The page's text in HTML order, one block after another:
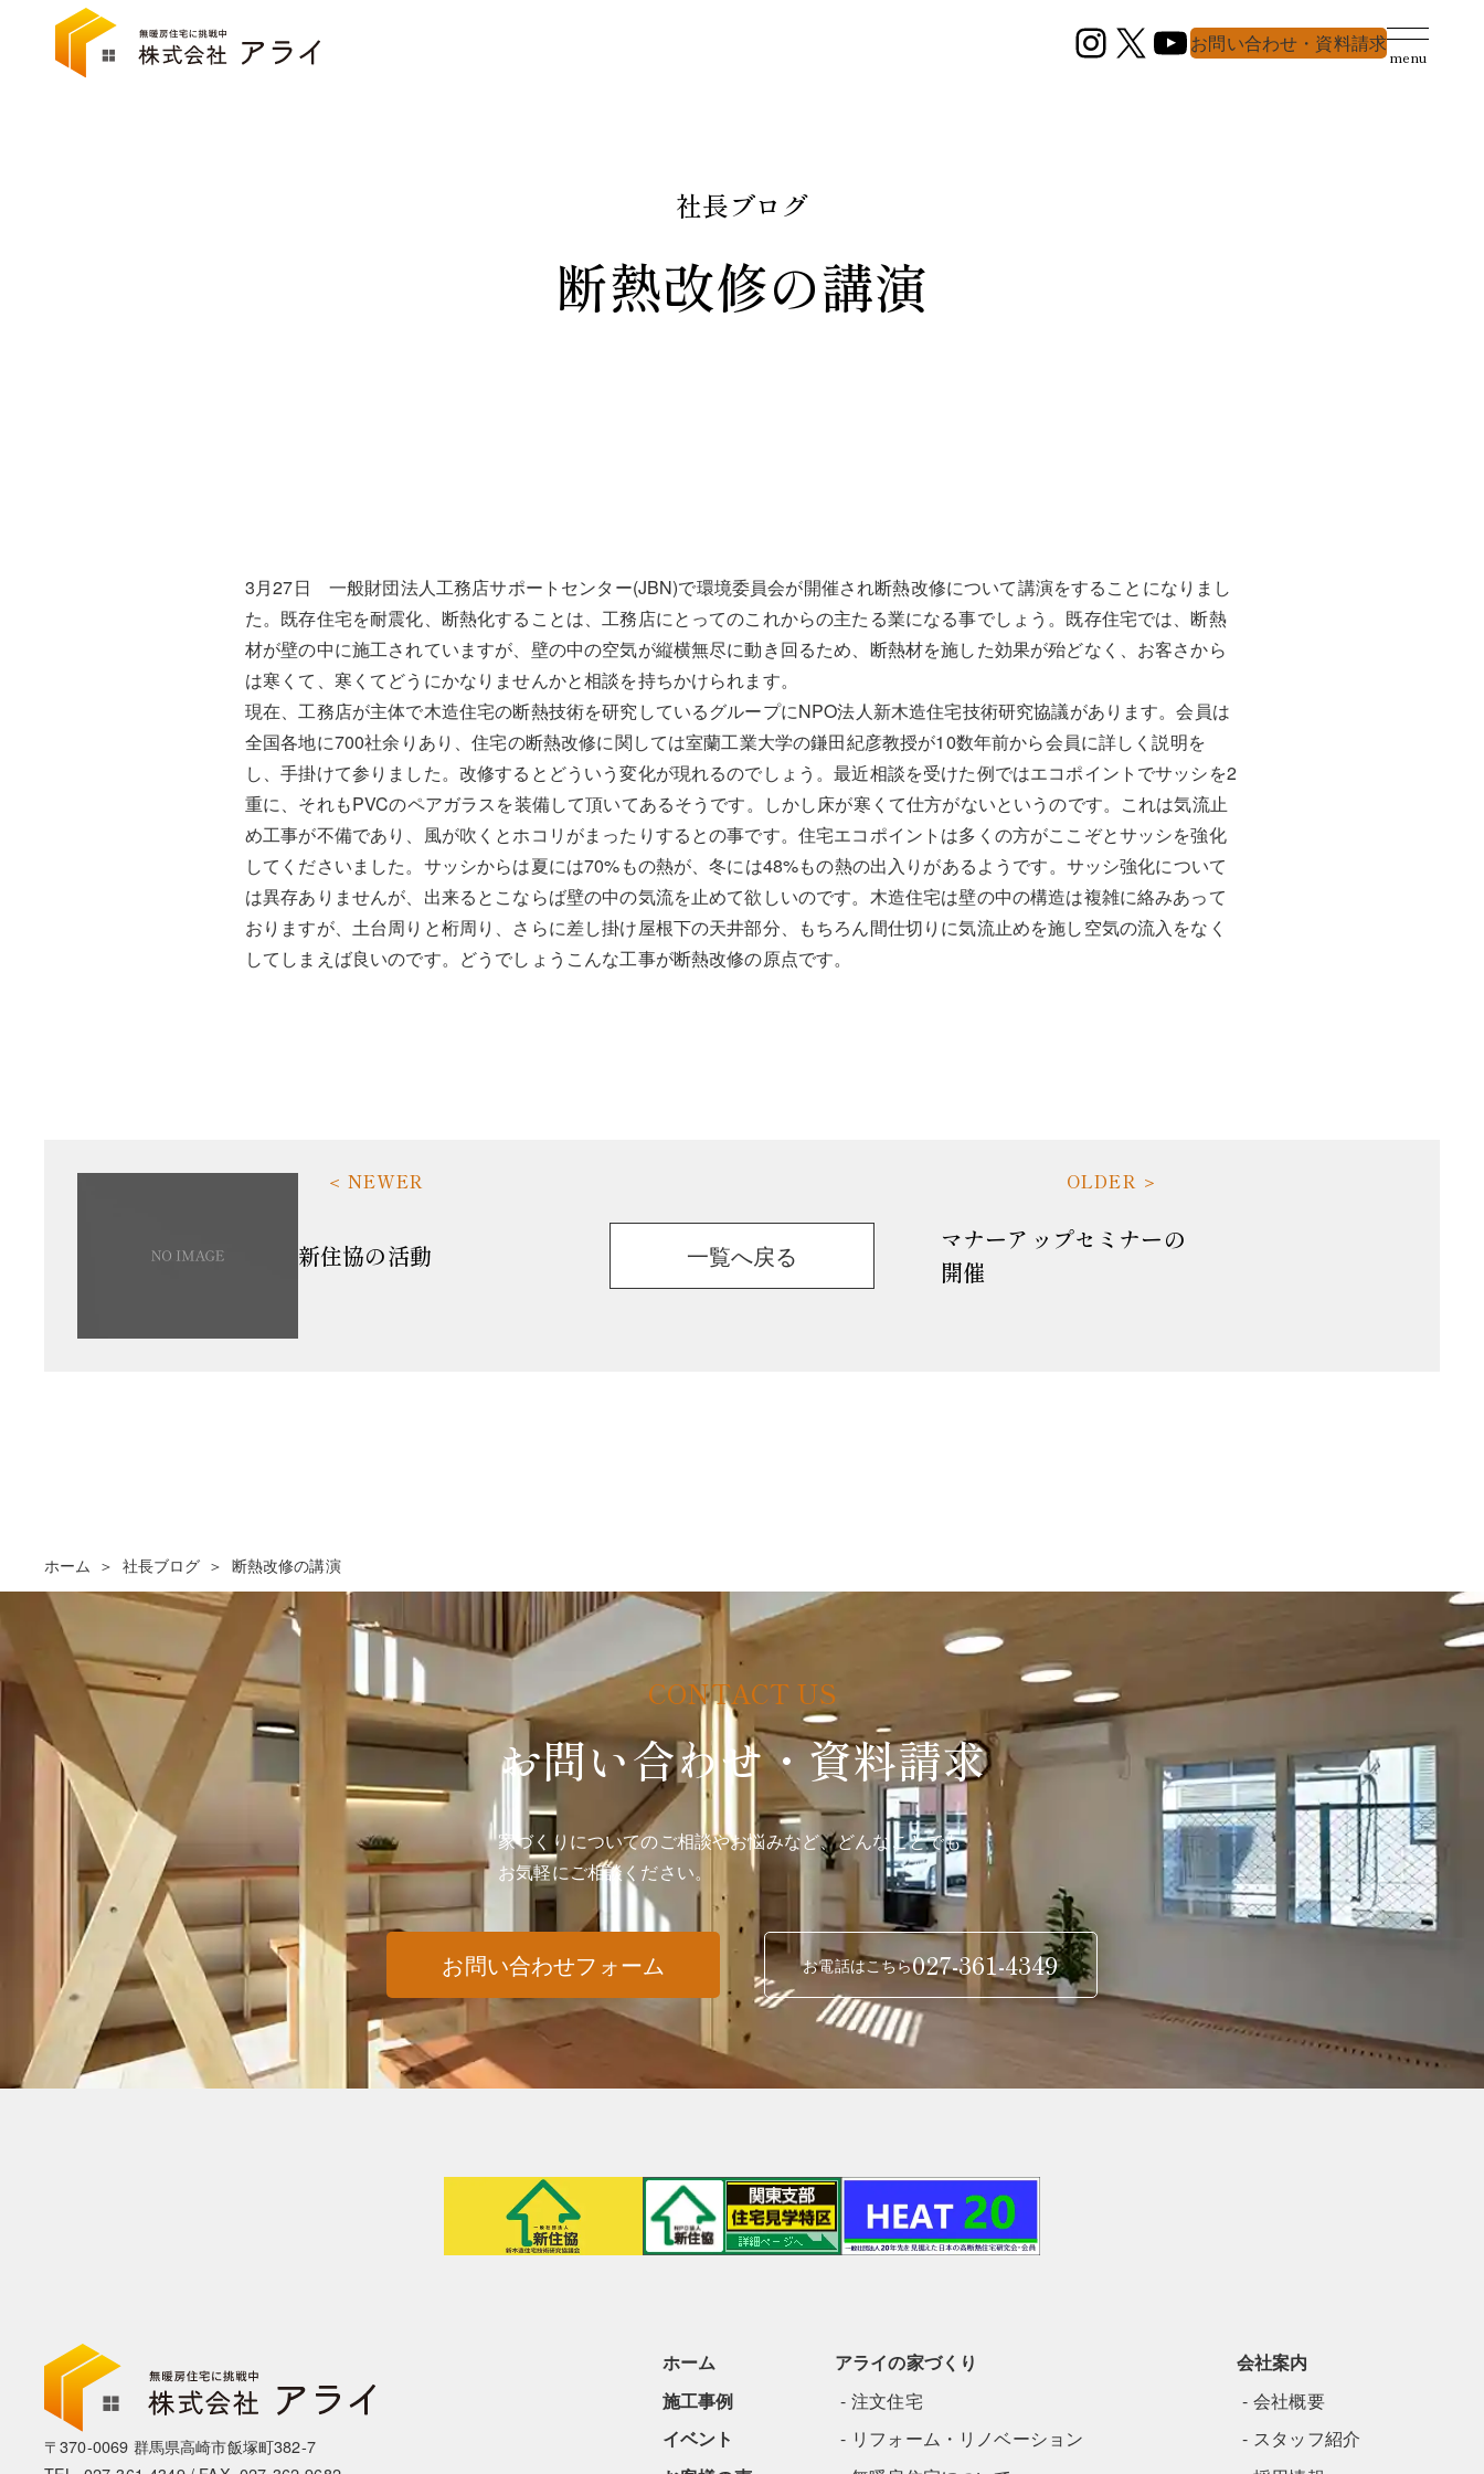
Instagram
X YouTube
お問い合わせ・資料請求
menu
社長ブログ
断熱改修の講演
3月27日 一般財団法人工務店サポートセンター(JBN)で環境委員会が開催され断熱改修について講演をすることになりまし
た。既存住宅を耐震化、断熱化することは、工務店にとってのこれからの主たる業になる事でしょう。既存住宅では、断熱
材が壁の中に施工されていますが、壁の中の空気が縦横無尽に動き回るため、断熱材を施した効果が殆どなく、お客さから
は寒くて、寒くてどうにかなりませんかと相談を持ちかけられます。
現在、工務店が主体で木造住宅の断熱技術を研究しているグループにNPO法人新木造住宅技術研究協議があります。会員は
全国各地に700社余りあり、住宅の断熱改修に関しては室蘭工業大学の鎌田紀彦教授が10数年前から会員に詳しく説明を
し、手掛けて参りました。改修するとどういう変化が現れるのでしょう。最近相談を受けた例ではエコポイントでサッシを2
重に、それもPVCのペアガラスを装備して頂いてあるそうです。しかし床が寒くて仕方がないというのです。これは気流止
め工事が不備であり、風が吹くとホコリがまったりするとの事です。住宅エコポイントは多くの方がここぞとサッシを強化
してくださいました。サッシからは夏には70%もの熱が、冬には48%もの熱の出入りがあるようです。サッシ強化について
は異存ありませんが、出来るとこならば壁の中の気流を止めて欲しいのです。木造住宅は壁の中の構造は複雑に絡みあって
おりますが、土台周りと桁周り、さらに差し掛け屋根下の天井部分、もちろん間仕切りに気流止めを施し空気の流入をなく
してしまえば良いのです。どうでしょうこんな工事が断熱改修の原点です。
新住協の活動
マナーアップセミナーの
開催
一覧へ戻る
ホーム 社長ブログ 断熱改修の講演
お問い合わせ・資料請求
家づくりについてのご相談やお悩みなど、どんなことでも
お気軽にご相談ください。
お問い合わせフォーム お電話はこちら027-361-4349
〒370-0069 群馬県高崎市飯塚町382-7
ホーム
アライの家づくり
注文住宅
リフォーム・リノベーション
会社案内
会社概要
スタッフ紹介
施工事例
イベント